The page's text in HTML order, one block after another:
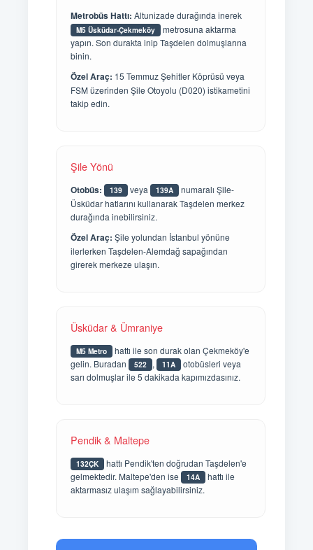
Metrobüs Hattı: Altunizade durağında inerek
M5 Üsküdar-Çekmeköy
metrosuna aktarma
yapın. Son durakta inip Taşdelen dolmuşlarına
binin.
Özel Araç: 15 Temmuz Şehitler Köprüsü veya
FSM üzerinden Şile Otoyolu (D020) istikametini
takip edin.
Şile Yönü
Otobüs: 139 veya 139A
numaralı Şile-
Üsküdar hatlarını kullanarak Taşdelen merkez
durağında inebilirsiniz.
Özel Araç: Şile yolundan İstanbul yönüne
ilerlerken Taşdelen-Alemdağ sapağından
girerek merkeze ulaşın.
Üsküdar & Ümraniye
M5 Metro
hattı ile son durak olan Çekmeköy'e
gelin. Buradan
522 , 11A
otobüsleri veya
sarı dolmuşlar ile 5 dakikada kapımızdasınız.
Pendik & Maltepe
132ÇK
hattı Pendik'ten doğrudan Taşdelen'e
gelmektedir. Maltepe'den ise
14A
hattı ile
aktarmasız ulaşım sağlayabilirsiniz.